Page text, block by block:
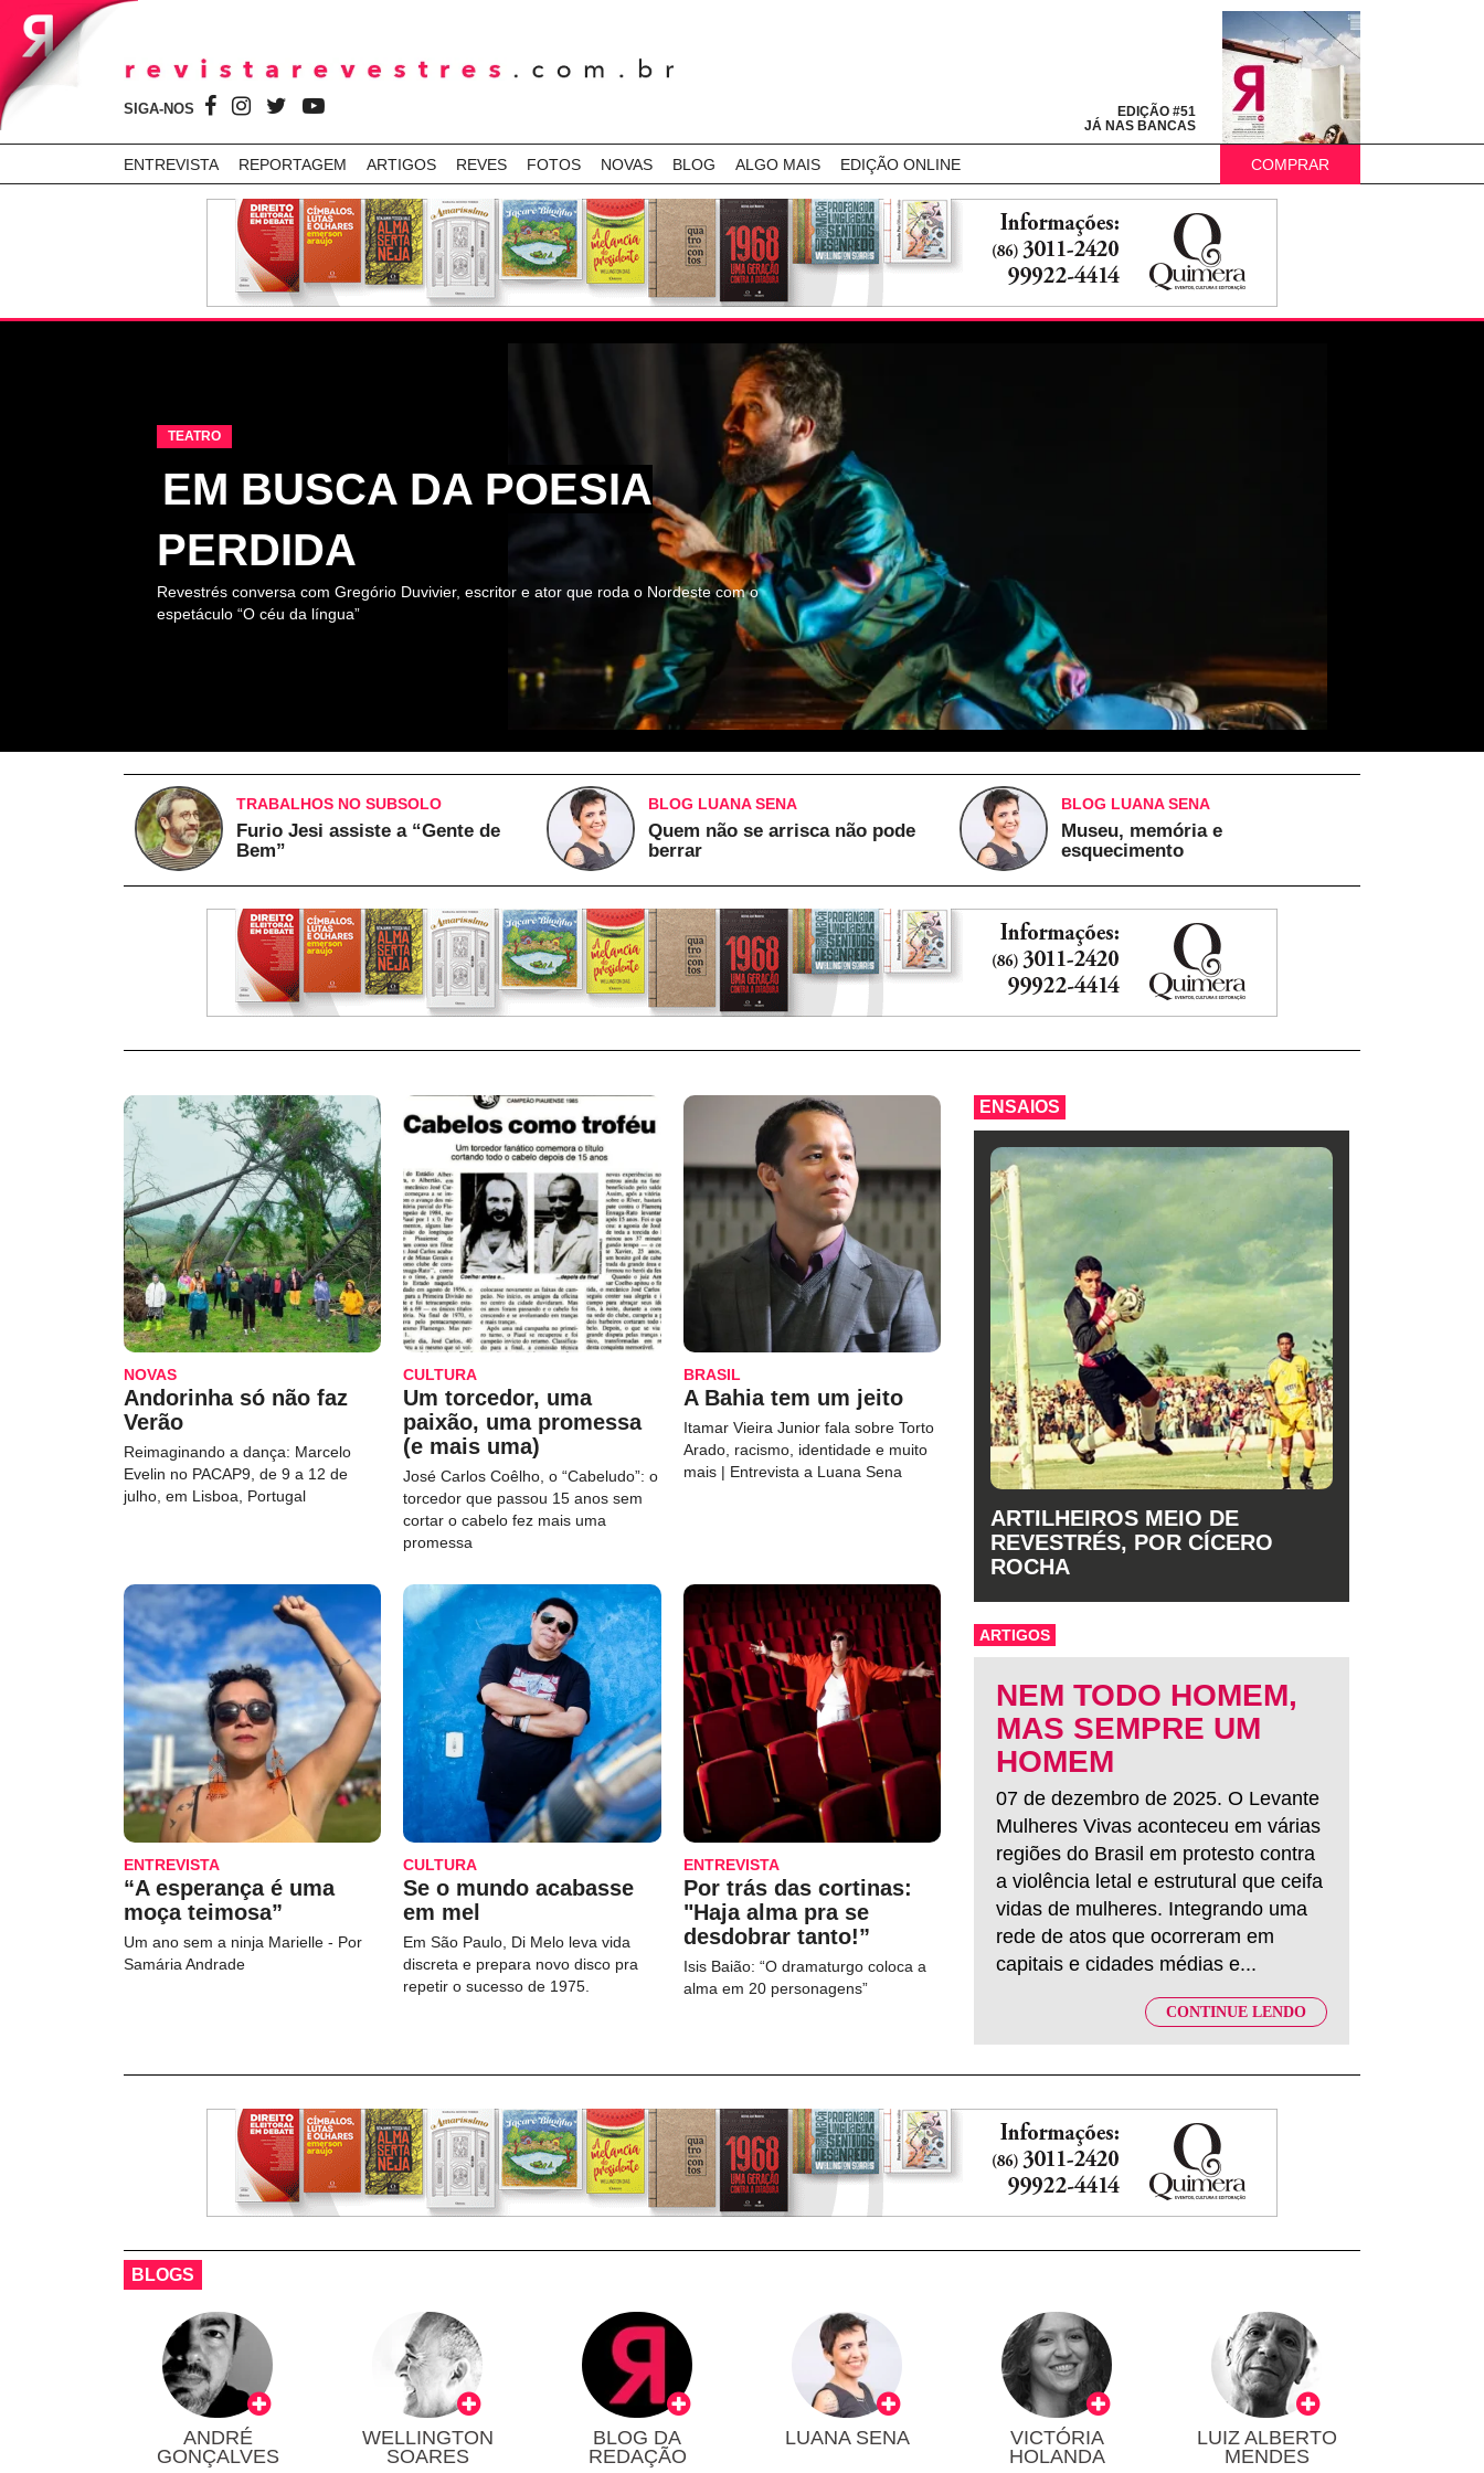
SIGA-NOS
EDIÇÃO #51
JÁ NAS BANCAS
ENTREVISTA REPORTAGEM ARTIGOS REVES FOTOS NOVAS BLOG ALGO MAIS EDIÇÃO ONLINE COMPRAR
TEATRO
EM BUSCA DA POESIA
PERDIDA
Revestrés conversa com Gregório Duvivier, escritor e ator que roda o Nordeste com o
espetáculo “O céu da língua”
TRABALHOS NO SUBSOLO
Furio Jesi assiste a “Gente de
Bem”
BLOG LUANA SENA
Quem não se arrisca não pode
berrar
BLOG LUANA SENA
Museu, memória e
esquecimento
NOVAS
Andorinha só não faz
Verão
Reimaginando a dança: Marcelo
Evelin no PACAP9, de 9 a 12 de
julho, em Lisboa, Portugal
CULTURA
Um torcedor, uma
paixão, uma promessa
(e mais uma)
José Carlos Coêlho, o “Cabeludo”: o
torcedor que passou 15 anos sem
cortar o cabelo fez mais uma
promessa
BRASIL
A Bahia tem um jeito
Itamar Vieira Junior fala sobre Torto
Arado, racismo, identidade e muito
mais | Entrevista a Luana Sena
ENTREVISTA
“A esperança é uma
moça teimosa”
Um ano sem a ninja Marielle - Por
Samária Andrade
CULTURA
Se o mundo acabasse
em mel
Em São Paulo, Di Melo leva vida
discreta e prepara novo disco pra
repetir o sucesso de 1975.
ENTREVISTA
Por trás das cortinas:
"Haja alma pra se
desdobrar tanto!”
Isis Baião: “O dramaturgo coloca a
alma em 20 personagens”
ENSAIOS
ARTILHEIROS MEIO DE
REVESTRÉS, POR CÍCERO
ROCHA
ARTIGOS
NEM TODO HOMEM,
MAS SEMPRE UM
HOMEM
07 de dezembro de 2025. O Levante
Mulheres Vivas aconteceu em várias
regiões do Brasil em protesto contra
a violência letal e estrutural que ceifa
vidas de mulheres. Integrando uma
rede de atos que ocorreram em
capitais e cidades médias e...
CONTINUE LENDO
BLOGS
ANDRÉ
GONÇALVES
WELLINGTON
SOARES
BLOG DA
REDAÇÃO
LUANA SENA
VICTÓRIA
HOLANDA
LUIZ ALBERTO
MENDES